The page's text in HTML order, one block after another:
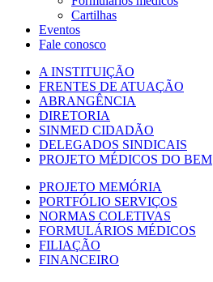
Cartilhas
Eventos
Fale conosco
A INSTITUIÇÃO
FRENTES DE ATUAÇÃO
ABRANGÊNCIA
DIRETORIA
SINMED CIDADÃO
DELEGADOS SINDICAIS
PROJETO MÉDICOS DO BEM
PROJETO MEMÓRIA
PORTFÓLIO SERVIÇOS
NORMAS COLETIVAS
FORMULÁRIOS MÉDICOS
FILIAÇÃO
FINANCEIRO